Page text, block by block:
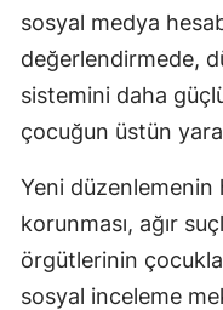
sosyal medya
değerlendirmede,
sistemini daha
çocuğun üstün
Yeni düzenlemenin
korunması, ağır
örgütlerinin
sosyal inceleme